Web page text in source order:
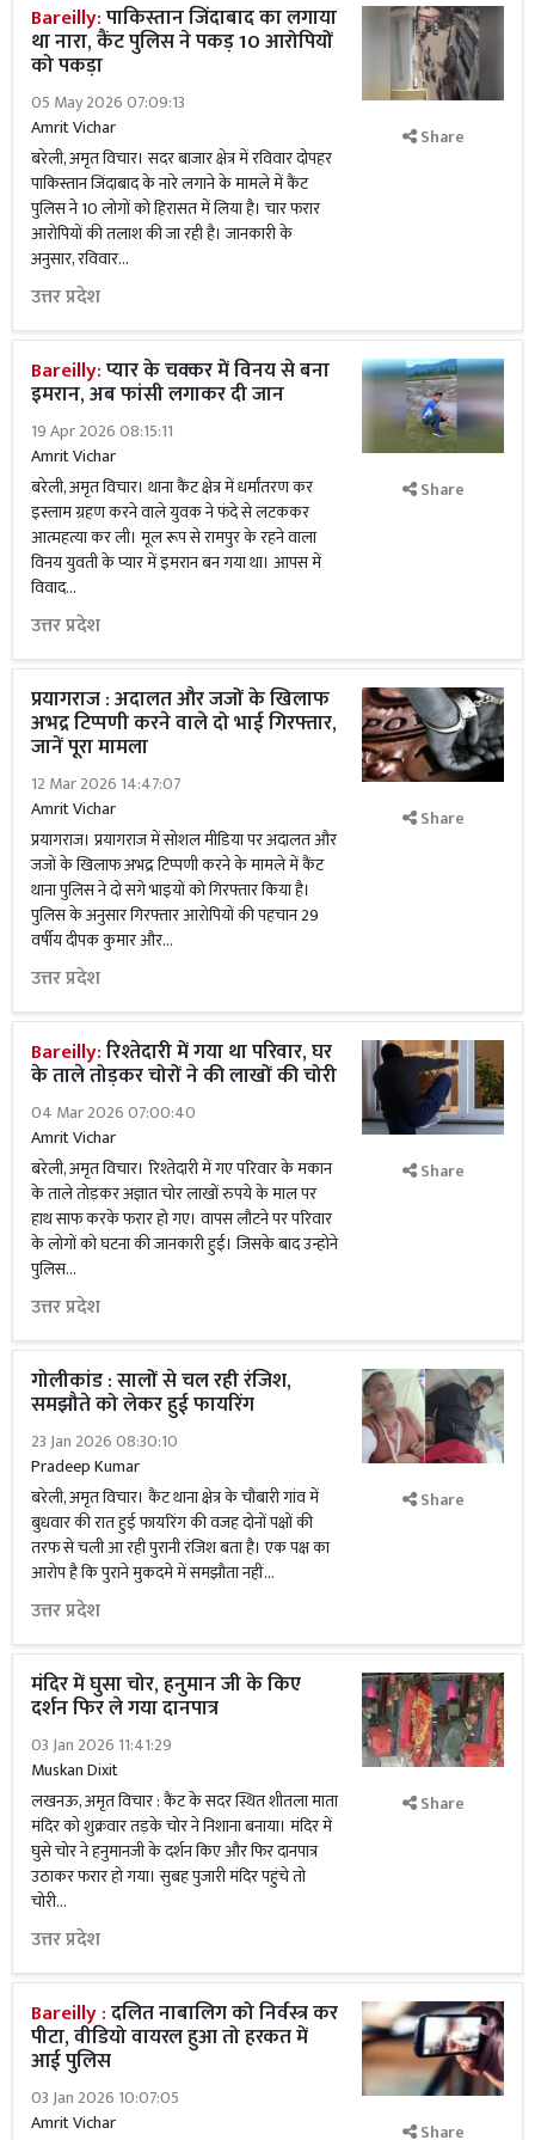
Bareilly:पाकिस्तान जिंदाबाद का लगाया
था नारा, कैंट पुलिस ने पकड़ 10 आरोपियों
को पकड़ा
05 May 2026 07:09:13
Amrit Vichar
बरेली, अमृत विचार। सदर बाजार क्षेत्र में रविवार दोपहर
पाकिस्तान जिंदाबाद के नारे लगाने के मामले में कैंट
पुलिस ने 10 लोगों को हिरासत में लिया है। चार फरार
आरोपियों की तलाश की जा रही है। जानकारी के
अनुसार, रविवार...
उत्तर प्रदेश
Share
Bareilly:प्यार के चक्कर में विनय से बना
इमरान, अब फांसी लगाकर दी जान
19 Apr 2026 08:15:11
Amrit Vichar
बरेली, अमृत विचार। थाना कैंट क्षेत्र में धर्मांतरण कर
इस्लाम ग्रहण करने वाले युवक ने फंदे से लटककर
आत्महत्या कर ली। मूल रूप से रामपुर के रहने वाला
विनय युवती के प्यार में इमरान बन गया था। आपस में
विवाद...
उत्तर प्रदेश
Share
प्रयागराज : अदालत और जजों के खिलाफ
अभद्र टिप्पणी करने वाले दो भाई गिरफ्तार,
जानें पूरा मामला
12 Mar 2026 14:47:07
Amrit Vichar
प्रयागराज। प्रयागराज में सोशल मीडिया पर अदालत और
जजों के खिलाफ अभद्र टिप्पणी करने के मामले में कैंट
थाना पुलिस ने दो सगे भाइयों को गिरफ्तार किया है।
पुलिस के अनुसार गिरफ्तार आरोपियों की पहचान 29
वर्षीय दीपक कुमार और...
उत्तर प्रदेश
Share
Bareilly:रिश्तेदारी में गया था परिवार, घर
के ताले तोड़कर चोरों ने की लाखों की चोरी
04 Mar 2026 07:00:40
Amrit Vichar
बरेली, अमृत विचार। रिश्तेदारी में गए परिवार के मकान
के ताले तोड़कर अज्ञात चोर लाखों रुपये के माल पर
हाथ साफ करके फरार हो गए। वापस लौटने पर परिवार
के लोगों को घटना की जानकारी हुई। जिसके बाद उन्होने
पुलिस...
उत्तर प्रदेश
Share
गोलीकांड : सालों से चल रही रंजिश,
समझौते को लेकर हुई फायरिंग
23 Jan 2026 08:30:10
Pradeep Kumar
बरेली, अमृत विचार। कैंट थाना क्षेत्र के चौबारी गांव में
बुधवार की रात हुई फायरिंग की वजह दोनों पक्षों की
तरफ से चली आ रही पुरानी रंजिश बता है। एक पक्ष का
आरोप है कि पुराने मुकदमे में समझौता नहीं...
उत्तर प्रदेश
Share
मंदिर में घुसा चोर, हनुमान जी के किए
दर्शन फिर ले गया दानपात्र
03 Jan 2026 11:41:29
Muskan Dixit
लखनऊ, अमृत विचार : कैंट के सदर स्थित शीतला माता
मंदिर को शुक्रवार तड़के चोर ने निशाना बनाया। मंदिर में
घुसे चोर ने हनुमानजी के दर्शन किए और फिर दानपात्र
उठाकर फरार हो गया। सुबह पुजारी मंदिर पहुंचे तो
चोरी...
उत्तर प्रदेश
Share
Bareilly :दलित नाबालिग को निर्वस्त्र कर
पीटा, वीडियो वायरल हुआ तो हरकत में
आई पुलिस
03 Jan 2026 10:07:05
Amrit Vichar
Share